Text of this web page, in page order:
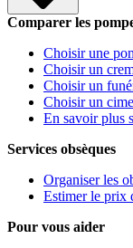
Comparer les
Choisir une
Choisir un
Choisir un
Choisir un
En savoir plus
Services obsèques
Organiser les
Estimer le prix
Pour vous aider